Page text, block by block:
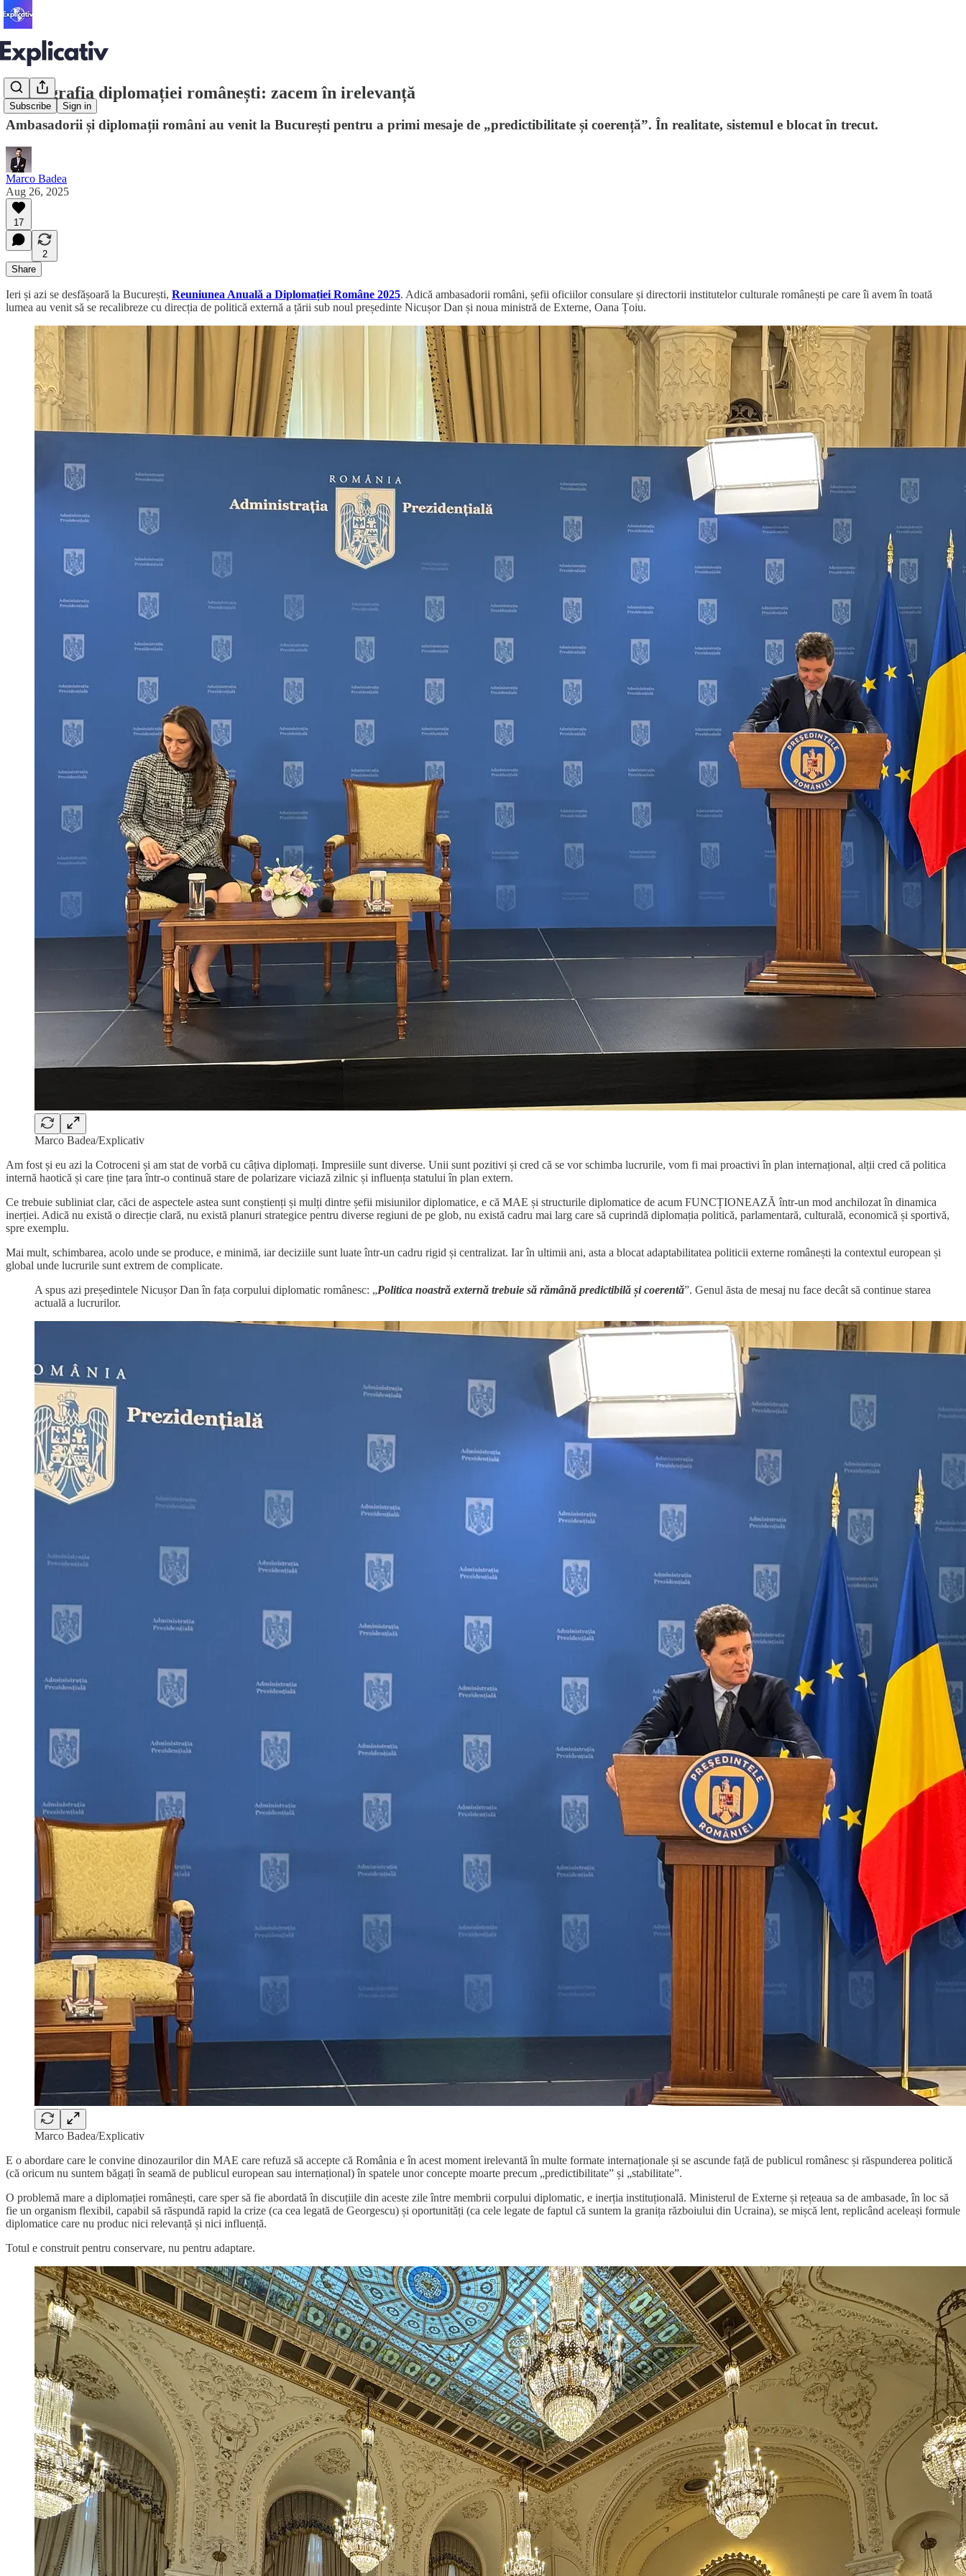
Subscribe Sign in
Radiografia diplomației românești: zacem în irelevanță
Ambasadorii și diplomații români au venit la București pentru a primi mesaje de „predictibilitate și coerență”. În realitate, sistemul e blocat în trecut.
Marco Badea
Aug 26, 2025
17
2
Share
Ieri și azi se desfășoară la București, Reuniunea Anuală a Diplomației Române 2025. Adică ambasadorii români, șefii oficiilor consulare și directorii institutelor culturale românești pe care îi avem în toată
lumea au venit să se recalibreze cu direcția de politică externă a țării sub noul președinte Nicușor Dan și noua ministră de Externe, Oana Țoiu.
Marco Badea/Explicativ
Am fost și eu azi la Cotroceni și am stat de vorbă cu câțiva diplomați. Impresiile sunt diverse. Unii sunt pozitivi și cred că se vor schimba lucrurile, vom fi mai proactivi în plan internațional, alții cred că politica
internă haotică și care ține țara într-o continuă stare de polarizare viciază zilnic și influența statului în plan extern.
Ce trebuie subliniat clar, căci de aspectele astea sunt conștienți și mulți dintre șefii misiunilor diplomatice, e că MAE și structurile diplomatice de acum FUNCȚIONEAZĂ într-un mod anchilozat în dinamica
inerției. Adică nu există o direcție clară, nu există planuri strategice pentru diverse regiuni de pe glob, nu există cadru mai larg care să cuprindă diplomația politică, parlamentară, culturală, economică și sportivă,
spre exemplu.
Mai mult, schimbarea, acolo unde se produce, e minimă, iar deciziile sunt luate într-un cadru rigid și centralizat. Iar în ultimii ani, asta a blocat adaptabilitatea politicii externe românești la contextul european și
global unde lucrurile sunt extrem de complicate.
A spus azi președintele Nicușor Dan în fața corpului diplomatic românesc: „Politica noastră externă trebuie să rămână predictibilă și coerentă”. Genul ăsta de mesaj nu face decât să continue starea
actuală a lucrurilor.
Marco Badea/Explicativ
E o abordare care le convine dinozaurilor din MAE care refuză să accepte că România e în acest moment irelevantă în multe formate internaționale și se ascunde față de publicul românesc și răspunderea politică
(că oricum nu suntem băgați în seamă de publicul european sau internațional) în spatele unor concepte moarte precum „predictibilitate” și „stabilitate”.
O problemă mare a diplomației românești, care sper să fie abordată în discuțiile din aceste zile între membrii corpului diplomatic, e inerția instituțională. Ministerul de Externe și rețeaua sa de ambasade, în loc să
fie un organism flexibil, capabil să răspundă rapid la crize (ca cea legată de Georgescu) și oportunități (ca cele legate de faptul că suntem la granița războiului din Ucraina), se mișcă lent, replicând aceleași formule
diplomatice care nu produc nici relevanță și nici influență.
Totul e construit pentru conservare, nu pentru adaptare.